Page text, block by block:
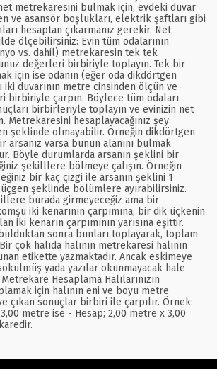
metrekaresini bulmak için, evdeki duvar
ve asansör boşlukları, elektrik şaftları gibi
hesaptan çıkarmanız gerekir. Net
ölçebilirsiniz: Evin tüm odalarının
vs. dahil) metrekaresin tek tek
değerleri birbiriyle toplayın. Tek bir
için ise odanın (eğer oda dikdörtgen
duvarının metre cinsinden ölçün ve
birbiriyle çarpın. Böylece tüm odaları
birbirleriyle toplayın ve evinizin net
Metrekaresini hesaplayacağınız şey
şeklinde olmayabilir. Örneğin dikdörtgen
arsanız varsa bunun alanını bulmak
Böyle durumlarda arsanın şeklini bir
şekilllere bölmeye çalışın. Örneğin
bir kaç çizgi ile arsanın şeklini 1
şeklinde bölümlere ayırabilirsiniz.
burada girmeyeceğiz ama bir
iki kenarının çarpımına, bir dik üçkenin
iki kenarın çarpımının yarısına eşittir.
sonra bunları toplayarak, toplam
çok halıda halının metrekaresi halının
etikette yazmaktadır. Ancak eskimeye
yada yazılar okunmayacak hale
Hesaplama Halılarınızın
için halının eni ve boyu metre
çıkan sonuçlar birbiri ile çarpılır. Örnek:
metre ise - Hesap; 2,00 metre x 3,00